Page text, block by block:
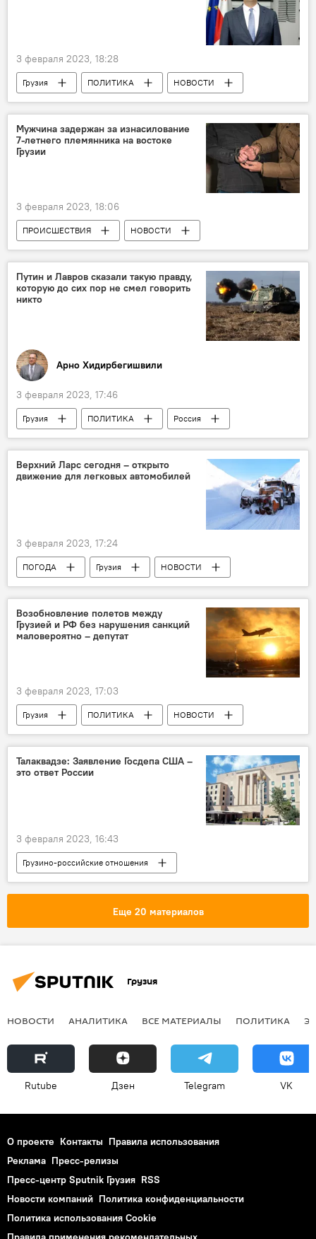
3 февраля 2023, 18:28
Грузия ПОЛИТИКА
НОВОСТИ
Украина
Тбилиси
Одесская область
Михаил Саакашвили
Рати Брегадзе
Шалва Хачапуридзе
Возвращение и арест Саакашвили
Мужчина задержан за изнасилование
7-летнего племянника на востоке
Грузии
3 февраля 2023, 18:06
ПРОИСШЕСТВИЯ
НОВОСТИ
Грузия
Путин и Лавров сказали такую правду,
которую до сих пор не смел говорить
никто
Арно Хидирбегишвили
3 февраля 2023, 17:46
Грузия ПОЛИТИКА
Россия
Германия
США
Владимир Путин
Сергей Лавров
Вано Мерабишвили
Азиатский банк развития (АБР)
НАТО
Верхний Ларс сегодня – открыто
движение для легковых автомобилей
3 февраля 2023, 17:24
ПОГОДА Грузия
НОВОСТИ
Верхний Ларс
Департамент автомобильных дорог
Национальное агентство окружающей среды
Возобновление полетов между
Грузией и РФ без нарушения санкций
маловероятно – депутат
3 февраля 2023, 17:03
Грузия ПОЛИТИКА
НОВОСТИ
Москва
США
Абхазия
Григорий Карасин
Сергей Лавров
Совет Федерации РФ
Саломе Зурабишвили
Талаквадзе: Заявление Госдепа США –
это ответ России
3 февраля 2023, 16:43
Грузино-российские отношения
ПОЛИТИКА
Грузия
НОВОСТИ
Госдеп США
Еще 20 материалов
Грузия
НОВОСТИ АНАЛИТИКА ВСЕ МАТЕРИАЛЫ ПОЛИТИКА
Rutube Дзен Telegram VK
О проекте Контакты Правила использования
Реклама Пресс-релизы
Пресс-центр Sputnik Грузия RSS
Новости компаний Политика конфиденциальности
Политика использования Cookie